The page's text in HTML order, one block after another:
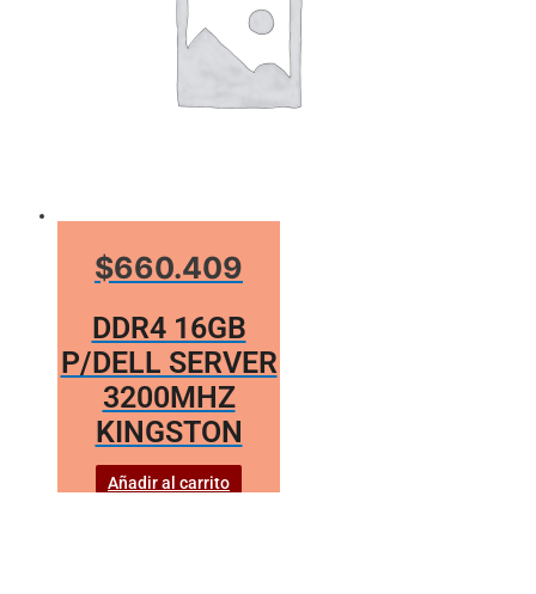
$660.409
DDR4 16GB
P/DELL SERVER
3200MHZ
KINGSTON
Añadir al carrito